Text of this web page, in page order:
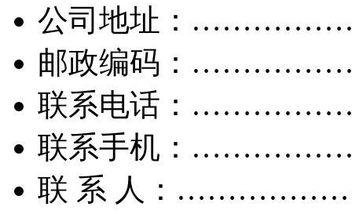
公司地址：
邮政编码：
联系电话：
联系手机：
联 系 人：